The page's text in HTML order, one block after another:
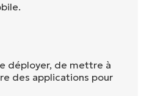
déployer, de mettre à
des applications pour